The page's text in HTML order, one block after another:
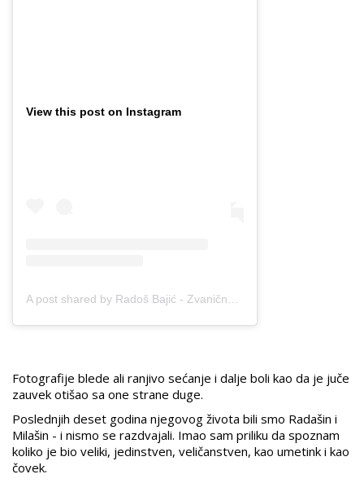
View this post on Instagram
Fotografije blede ali ranjivo sećanje i dalje boli kao da je juče
zauvek otišao sa one strane duge.
Poslednjih deset godina njegovog života bili smo Radašin i
Milašin - i nismo se razdvajali. Imao sam priliku da spoznam
koliko je bio veliki, jedinstven, veličanstven, kao umetink i kao
čovek.